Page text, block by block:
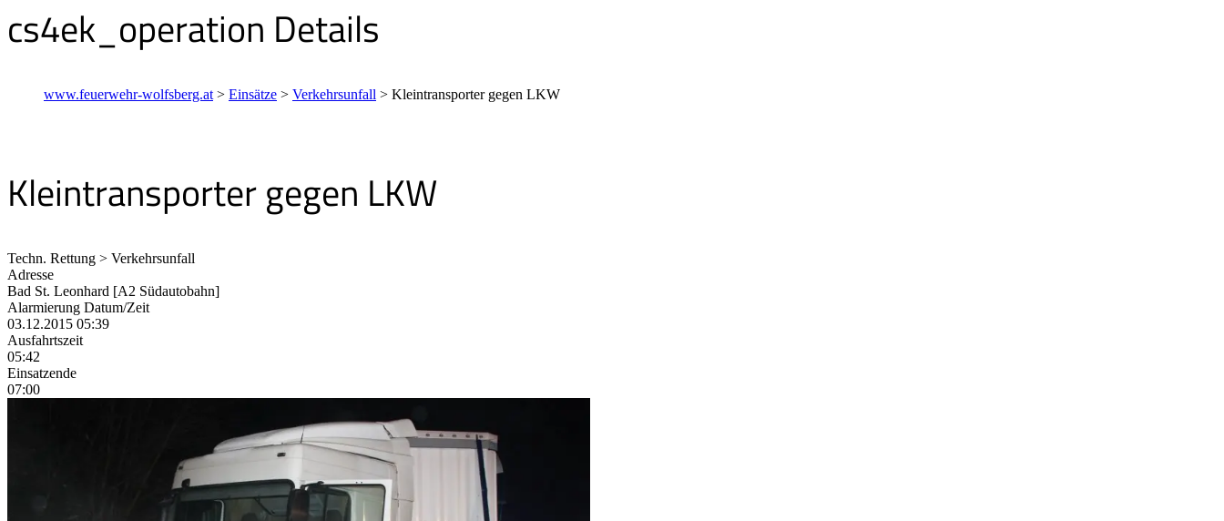
cs4ek_operation Details
www.feuerwehr-wolfsberg.at > Einsätze > Verkehrsunfall > Kleintransporter gegen LKW
Kleintransporter gegen LKW
Techn. Rettung > Verkehrsunfall
Adresse
Bad St. Leonhard [A2 Südautobahn]
Alarmierung Datum/Zeit
03.12.2015 05:39
Ausfahrtszeit
05:42
Einsatzende
07:00